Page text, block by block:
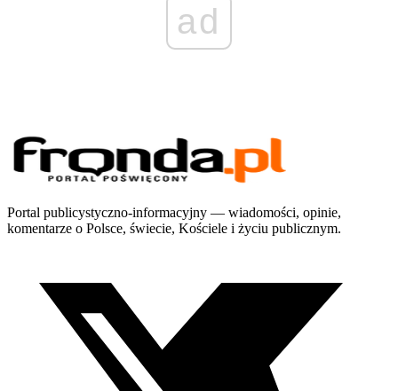
ad
Portal publicystyczno-informacyjny — wiadomości, opinie,
komentarze o Polsce, świecie, Kościele i życiu publicznym.